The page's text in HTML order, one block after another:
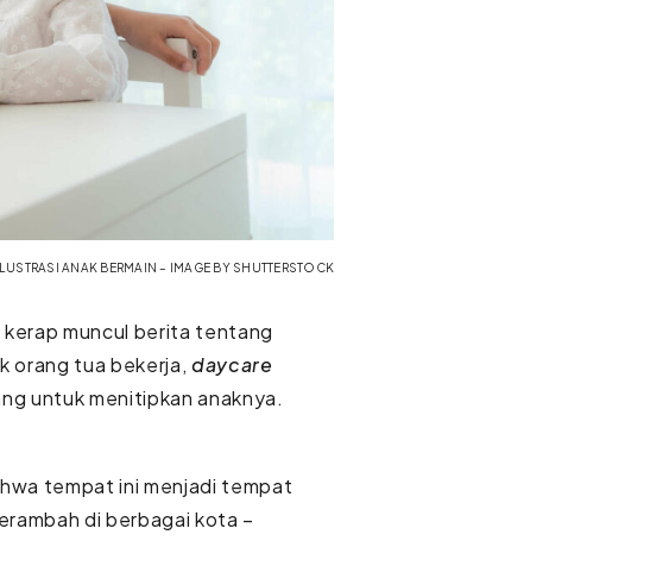
ANAK BERMAIN – IMAGE BY SHUTTERSTOCK
muncul berita tentang
orang tua bekerja,daycare
untuk menitipkan anaknya.
tempat ini menjadi tempat
di berbagai kota –